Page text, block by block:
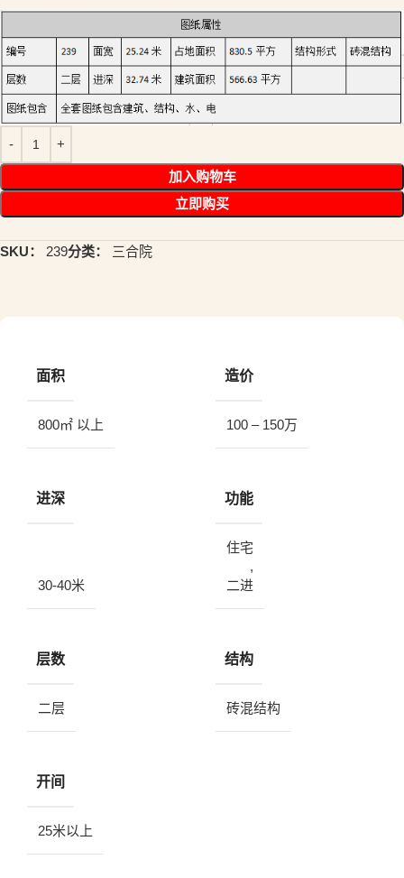
加入购物车
立即购买
SKU： 239分类： 三合院
面积
800㎡ 以上
造价
100 – 150万
进深
30-40米
功能
住宅
,
二进
层数
二层
结构
砖混结构
开间
25米以上